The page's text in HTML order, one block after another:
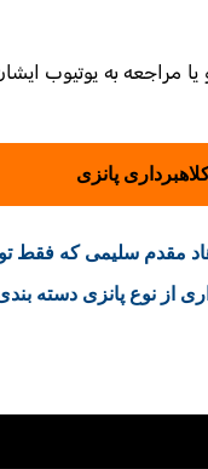
به یوتیوب ایشان
مقدم سلیمی که فقط
از نوع پانزی دسته